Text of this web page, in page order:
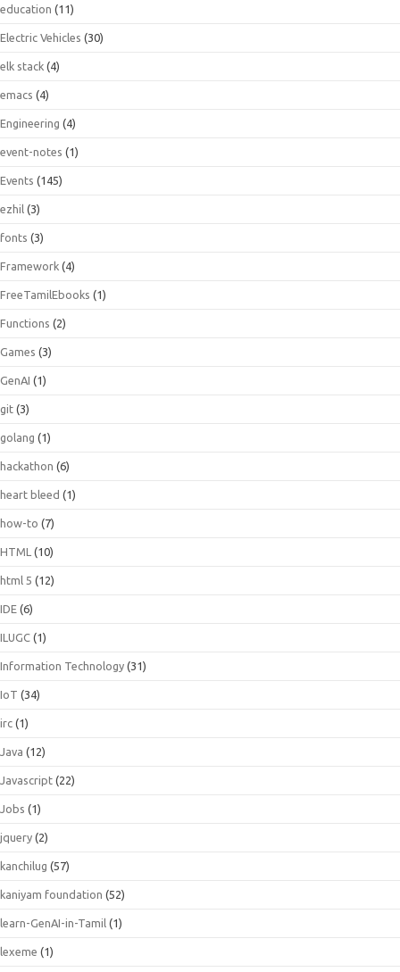
education (11)
Electric Vehicles (30)
elk stack (4)
emacs (4)
Engineering (4)
event-notes (1)
Events (145)
ezhil (3)
fonts (3)
Framework (4)
FreeTamilEbooks (1)
Functions (2)
Games (3)
GenAI (1)
git (3)
golang (1)
hackathon (6)
heart bleed (1)
how-to (7)
HTML (10)
html 5 (12)
IDE (6)
ILUGC (1)
Information Technology (31)
IoT (34)
irc (1)
Java (12)
Javascript (22)
Jobs (1)
jquery (2)
kanchilug (57)
kaniyam foundation (52)
learn-GenAI-in-Tamil (1)
lexeme (1)